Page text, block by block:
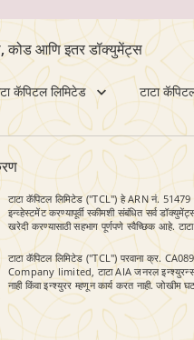
कोड आणि इतर डॉक्युमेंट्स
कॅपिटल लिमिटेड टाटा
टाटा कॅपिटल लिमिटेड ("TCL") हे ARN नं.
इन्व्हेस्टमेंट करण्यापूर्वी स्कीमशी संबंधित सर्व
खरेदी करण्यासाठी सहभाग पूर्णपणे स्वैच्छिक आहे.
टाटा कॅपिटल लिमिटेड ("TCL") परवाना क्र.
Company limited, टाटा AIA जनरल
नाही किंवा इन्श्युरर म्हणून कार्य करत नाही. जोखीम